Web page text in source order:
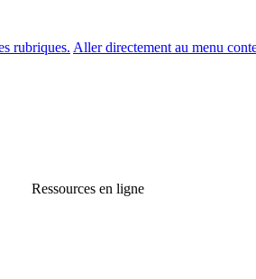
rubriques. Aller directement au menu
Ressources en ligne